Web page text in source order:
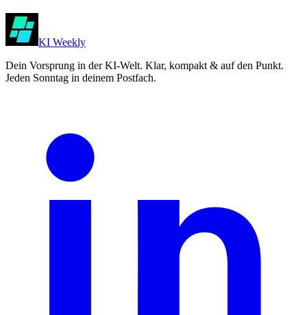
KI Weekly
Dein Vorsprung in der KI-Welt. Klar, kompakt & auf den Punkt.
Jeden Sonntag in deinem Postfach.